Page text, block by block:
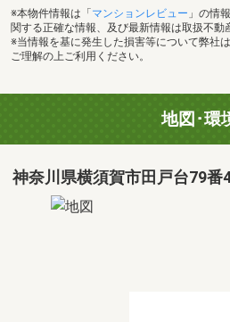
※本物件情報は「 マンションレビュー 」の情
関する正確な情報、及び最新情報は取扱不動
※当情報を基に発生した損害等について弊社
ご理解の上ご利用ください。
地図･環
神奈川県横須賀市田戸台79番